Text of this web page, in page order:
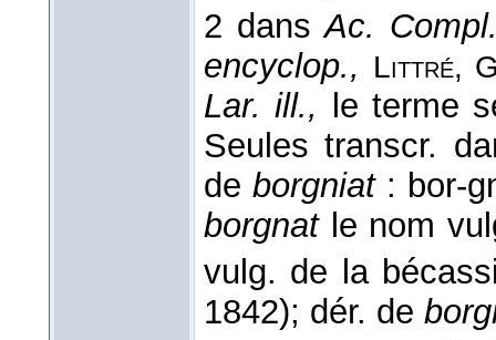
2 dansAc.
encyclop., Littré,
Lar. ill.,
le terme
Seules transcr.
deborgniat: bor-
borgnatle nom
vulg. de la
1842); dér. de